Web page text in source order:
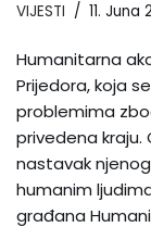
VIJESTI 11. Juna
Humanitarna
Prijedora, koja
problemima
privedena kraju.
nastavak
humanim
građana